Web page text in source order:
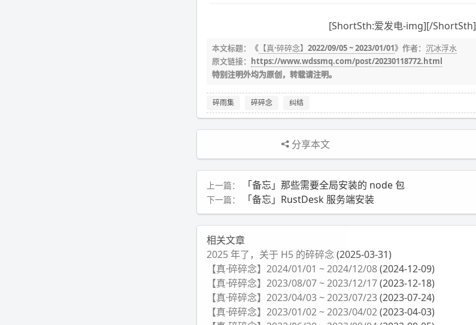
[ShortSth:爱发电-img][/ShortSth]
本文标题：《【真·碎碎念】2022/09/05 ~ 2023/01/01》作者： 沉冰浮水
原文链接：
https://www.wdssmq.com/post/20230118772.html
特别注明外均为原创，转载请注明。
碎雨集 碎碎念 纠结
分享本文
上一篇： 「备忘」那些需要全局安装的 node 包
下一篇： 「备忘」RustDesk 服务端安装
相关文章
2025 年了，关于 H5 的碎碎念 (2025-03-31)
【真·碎碎念】2024/01/01 ~ 2024/12/08(2024-12-09)
【真·碎碎念】2023/08/07 ~ 2023/12/17(2023-12-18)
【真·碎碎念】2023/04/03 ~ 2023/07/23(2023-07-24)
【真·碎碎念】2023/01/02 ~ 2023/04/02(2023-04-03)